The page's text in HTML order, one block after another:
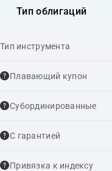
Тип облигаций
Тип инструмента
Плавающий купон
Cубординированные
С гарантией
Привязка к индексу